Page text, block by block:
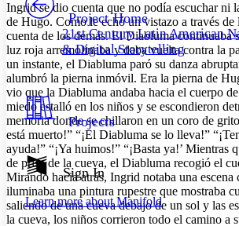
Others
Your highlights
Resources
Show all
Show all Hide all
Decrease font size
Decrease font size
Color Scheme
Light
Dark
Annotation contrast
abc Low
abc High
Margins
Project Home
21st Century Latin American
& Digital Storytelling
Projects
Sign In
Learn more aboutManifold
Ingrid se dio cuenta que no podía escuchar ni
de Hugo. Como le echó un vistazo a través de
cuenta de los demás. El Diabluma continuaba
luz roja arremolinaba y daba vuelta contra la
un instante, el Diabluma paró su danza
alumbró la pierna inmóvil. Era la pierna de
vio que la Diabluma andaba hacia el cuerpo
miedo estalló en los niños y se escondieron
memoria donde se chillaron en un coro de
está muerto!” “¡El Diabluma se lo lleva!”
ayuda!” “¡Ya huimos!” “¡Basta ya!’ Mientras
de prisa de la cueva, el Diabluma recogió el
Mirando hacia atrás, Ingrid notaba una
iluminaba una pintura rupestre que mostraba
saliendo de una cueva debajo de un sol y las
la cueva, los niños corrieron todo el camino a